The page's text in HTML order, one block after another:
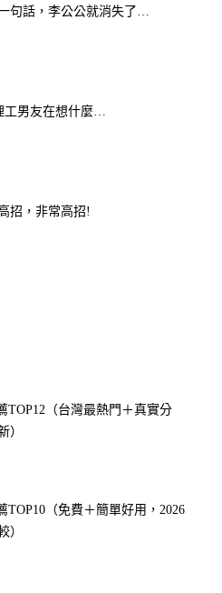
句話，李公公就消失了…
工男友在想什麼…
招，非常高招!
TOP12（台灣最熱門＋真實分
）
TOP10（免費＋簡單好用，2026
）